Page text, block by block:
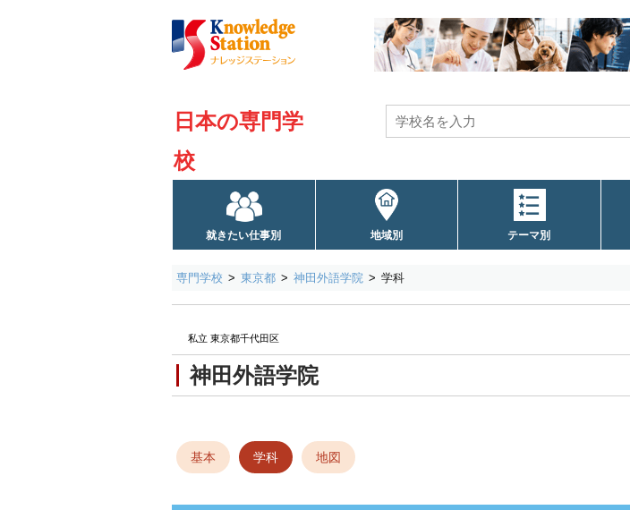
日本の専門学
校
就きたい仕事別 地域別 テーマ別
専門学校 東京都 神田外語学院 学科
神田外語学院
私立 東京都千代田区
基本 学科 地図